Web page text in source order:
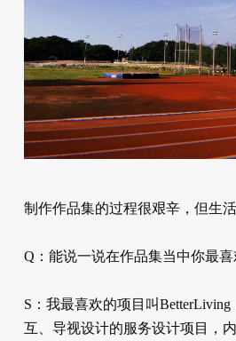
制作作品集的过程很艰辛，但生
Q：能说一说在作品集当中你最
S：我最喜欢的项目叫
互、导视设计的服务设计项目，